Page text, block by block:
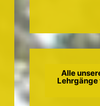
Alle
Lehrgänge